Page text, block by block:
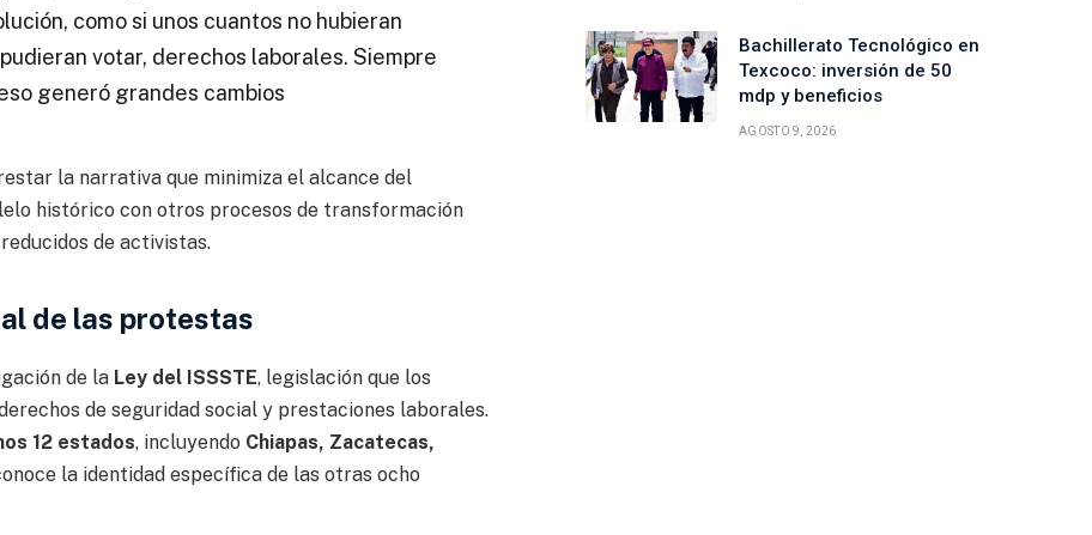
como si unos cuantos no hubieran
votar, derechos laborales. Siempre
generó grandes cambios
la narrativa que minimiza el alcance del
histórico con otros procesos de transformación
de activistas.
de las protestas
de la Ley del ISSSTE, legislación que los
de seguridad social y prestaciones laborales.
12 estados, incluyendo Chiapas, Zacatecas,
la identidad específica de las otras ocho
Bachillerato Tecnológico en
Texcoco: inversión de 50
mdp y beneficios
AGOSTO 9, 2026